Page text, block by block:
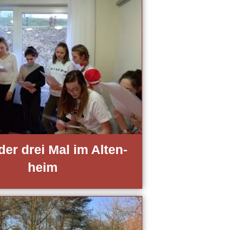
drei Mal im Alten­
heim